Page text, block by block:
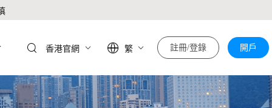
香港官網 繁 註冊/登錄 開戶